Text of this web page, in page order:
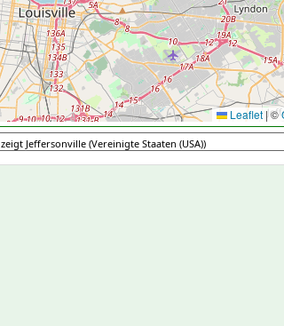
Leaflet |©
zeigt Jeffersonville (Vereinigte Staaten (USA))